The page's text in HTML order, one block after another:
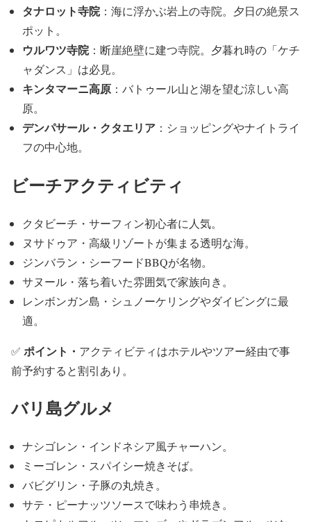
タナロット寺院：海に浮かぶ岩上の寺院。夕日の絶景ス
ポット。
ウルワツ寺院：断崖絶壁に建つ寺院。夕暮れ時の「ケチ
ャダンス」は必見。
キンタマーニ高原 ：バトゥール山と湖を望む涼しい高
原。
デンパサール・クタエリア ：ショッピングやナイトライ
フの中心地。
ビーチアクティビティ
クタビーチ・サーフィン初心者に人気。
ヌサドゥア・高級リゾートが集まる透明な海。
ジンバラン・シーフードBBQが名物。
サヌール・落ち着いた雰囲気で家族向き。
レンボンガン島・シュノーケリングやダイビングに最
適。
✅ ポイント・ アクティビティはホテルやツアー経由で事
前予約すると割引あり。
バリ島グルメ
ナシゴレン・インドネシア風チャーハン。
ミーゴレン・スパイシー焼きそば。
バビグリン・子豚の丸焼き。
サテ・ピーナッツソースで味わう串焼き。